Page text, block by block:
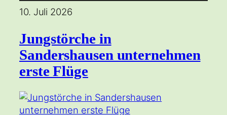
10. Juli 2026
Jungstörche in
Sandershausen unternehmen
erste Flüge